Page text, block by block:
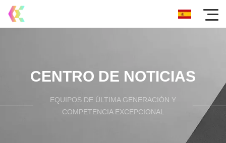
CENTRO DE NOTICIAS
EQUIPOS DE ÚLTIMA GENERACIÓN Y
COMPETENCIA EXCEPCIONAL